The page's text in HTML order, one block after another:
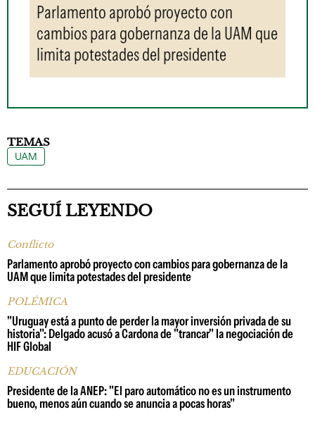
Parlamento aprobó proyecto con
cambios para gobernanza de la UAM que
limita potestades del presidente
TEMAS
UAM
SEGUÍ LEYENDO
Conflicto
Parlamento aprobó proyecto con cambios para gobernanza de la
UAM que limita potestades del presidente
POLÉMICA
"Uruguay está a punto de perder la mayor inversión privada de su
historia": Delgado acusó a Cardona de "trancar" la negociación de
HIF Global
EDUCACIÓN
Presidente de la ANEP: "El paro automático no es un instrumento
bueno, menos aún cuando se anuncia a pocas horas"